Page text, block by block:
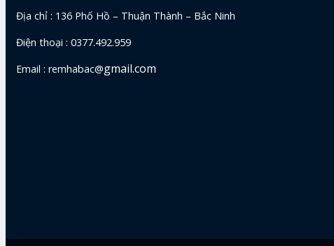
Địa chỉ : 136 Phố Hồ – Thuận Thành – Bắc Ninh
Điện thoại : 0377.492.959
Email : remhabac@gmail.com